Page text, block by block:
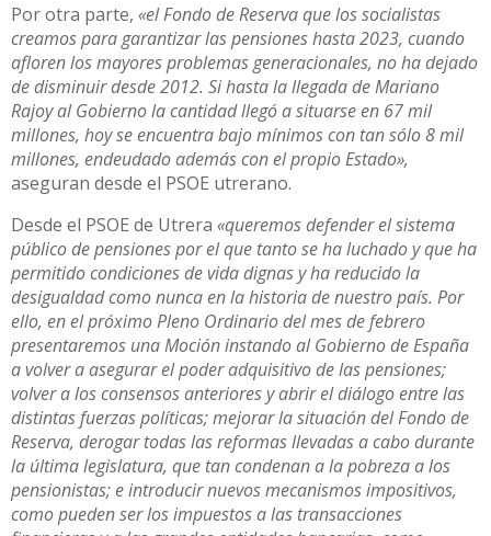
Por otra parte, «el Fondo de Reserva que los socialistas
creamos para garantizar las pensiones hasta 2023, cuando
afloren los mayores problemas generacionales, no ha dejado
de disminuir desde 2012. Si hasta la llegada de Mariano
Rajoy al Gobierno la cantidad llegó a situarse en 67 mil
millones, hoy se encuentra bajo mínimos con tan sólo 8 mil
millones, endeudado además con el propio Estado»,
aseguran desde el PSOE utrerano.
Desde el PSOE de Utrera «queremos defender el sistema
público de pensiones por el que tanto se ha luchado y que ha
permitido condiciones de vida dignas y ha reducido la
desigualdad como nunca en la historia de nuestro país. Por
ello, en el próximo Pleno Ordinario del mes de febrero
presentaremos una Moción instando al Gobierno de España
a volver a asegurar el poder adquisitivo de las pensiones;
volver a los consensos anteriores y abrir el diálogo entre las
distintas fuerzas políticas; mejorar la situación del Fondo de
Reserva, derogar todas las reformas llevadas a cabo durante
la última legislatura, que tan condenan a la pobreza a los
pensionistas; e introducir nuevos mecanismos impositivos,
como pueden ser los impuestos a las transacciones